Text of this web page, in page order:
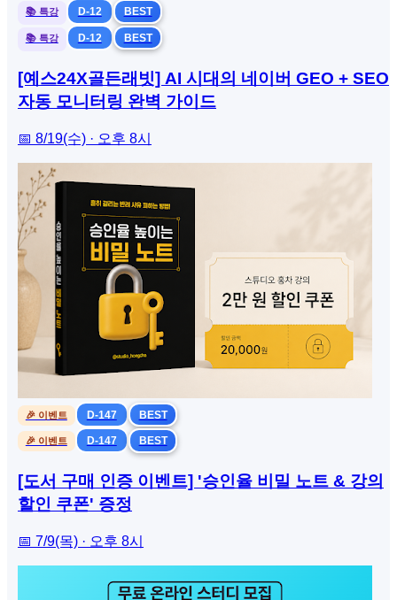
📚 특강 D-12 BEST
📚 특강 D-12 BEST
[예스24X골든래빗] AI 시대의 네이버 GEO + SEO
자동 모니터링 완벽 가이드
📅 8/19(수) · 오후 8시
🎉 이벤트 D-147 BEST
🎉 이벤트 D-147 BEST
[도서 구매 인증 이벤트] '승인율 비밀 노트 & 강의
할인 쿠폰' 증정
📅 7/9(목) · 오후 8시